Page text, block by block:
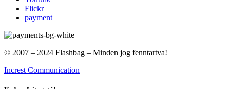
Flickr
payment
© 2007 – 2024 Flashbag – Minden jog fenntartva!
Increst Communication